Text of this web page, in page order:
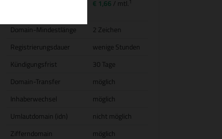
€ 1,66 / mtl.
Domain-Mindestlänge
2 Zeichen
Registrierungsdauer
wenige Stunden
Kündigungsfrist
30 Tage
Domain-Transfer
möglich
Inhaberwechsel
möglich
Umlautdomain (idn)
nicht möglich
Zifferndomain
möglich